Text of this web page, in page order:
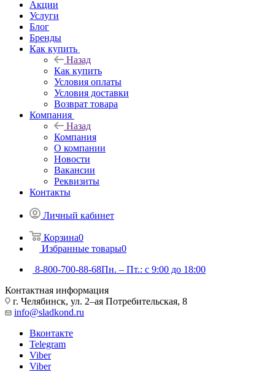
Акции
Услуги
Блог
Бренды
Как купить
Назад
Как купить
Условия оплаты
Условия доставки
Возврат товара
Компания
Назад
Компания
О компании
Новости
Вакансии
Реквизиты
Контакты
Личный кабинет
Корзина0
Избранные товары0
8-800-700-88-68Пн. – Пт.: с 9:00 до 18:00
Контактная информация
г. Челябинск, ул. 2–ая Потребительская, 8
info@sladkond.ru
Вконтакте
Telegram
Viber
Viber